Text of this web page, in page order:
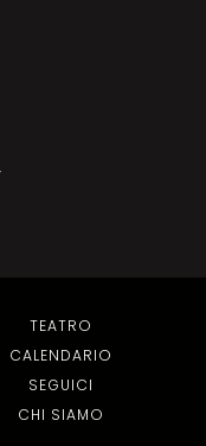
TEATRO
CALENDARIO
SEGUICI
CHI SIAMO